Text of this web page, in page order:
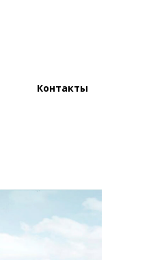
Контакты